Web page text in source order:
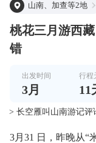
山南、加查等2地
桃花三月游西
错
出发时间
3月
行程
11
> 长空雁叫山南游记评
3月31 日，昨晚从“